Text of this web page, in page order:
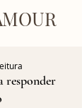
responder